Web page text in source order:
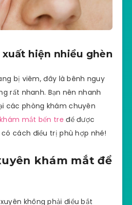
hiện nhiều ghèn
bị viêm, đây là bênh nguy
rất nhanh. Bạn nên nhanh
các phòng khám chuyên
mắt bến tre để được
cách điều trị phù hợp nhé!
khám mắt để
không phải điều bắt